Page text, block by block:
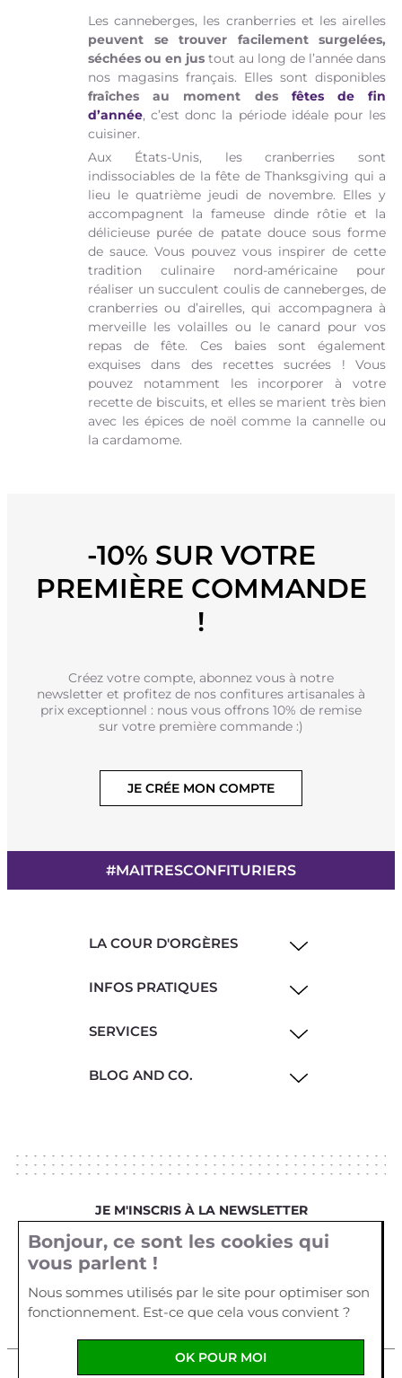
Les canneberges, les cranberries et les airelles
peuvent se trouver facilement surgelées,
séchées ou en jus tout au long de l’année dans
nos magasins français. Elles sont disponibles
fraîches au moment des fêtes de fin
d’année, c’est donc la période idéale pour les
cuisiner.
Aux États-Unis, les cranberries sont
indissociables de la fête de Thanksgiving qui a
lieu le quatrième jeudi de novembre. Elles y
accompagnent la fameuse dinde rôtie et la
délicieuse purée de patate douce sous forme
de sauce. Vous pouvez vous inspirer de cette
tradition culinaire nord-américaine pour
réaliser un succulent coulis de canneberges, de
cranberries ou d’airelles, qui accompagnera à
merveille les volailles ou le canard pour vos
repas de fête. Ces baies sont également
exquises dans des recettes sucrées ! Vous
pouvez notamment les incorporer à votre
recette de biscuits, et elles se marient très bien
avec les épices de noël comme la cannelle ou
la cardamome.
-10% SUR VOTRE
PREMIÈRE COMMANDE
!
Créez votre compte, abonnez vous à notre
newsletter et profitez de nos confitures artisanales à
prix exceptionnel : nous vous offrons 10% de remise
sur votre première commande :)
JE CRÉE MON COMPTE
#MAITRESCONFITURIERS
LA COUR D'ORGÈRES
INFOS PRATIQUES
SERVICES
BLOG AND CO.
JE M'INSCRIS À LA NEWSLETTER
Votre email
Bonjour, ce sont les cookies qui
vous parlent !
Nous sommes utilisés par le site pour optimiser son
fonctionnement. Est-ce que cela vous convient ?
OK POUR MOI